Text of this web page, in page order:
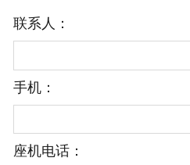
联系人：
手机：
座机电话：